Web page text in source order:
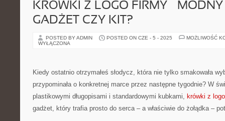
KRÓWKI Z LOGO FIRMY –
GADŻET CZY KIT?
POSTED BY ADMIN POSTED ON CZE - 5 - 2025
MOŻLIWOŚĆ
WYŁĄCZONA
Kiedy ostatnio otrzymałeś słodycz, która nie tylko smakowała
przypominała o konkretnej marce przez następne tygodnie? W
plastikowymi długopisami i standardowymi kubkami, krówki z logo
gadżet, który trafia prosto do serca – a właściwie do żołądka –